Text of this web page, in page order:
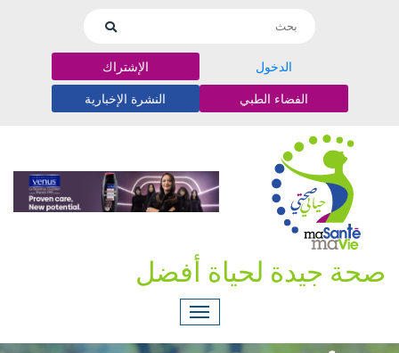
الدخول الإشتراك
الفضاء الطبي النشرة الإخبارية
صحة جيدة لحياة أفضل